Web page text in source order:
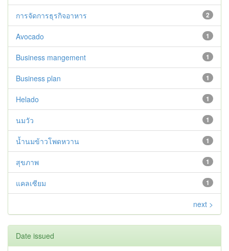
2
การจัดการธุรกิจอาหาร
1
Avocado
1
Business mangement
1
Business plan
1
Helado
1
นมวัว
1
น้ำนมข้าวโพดหวาน
1
สุขภาพ
1
แคลเซียม
next >
Date issued